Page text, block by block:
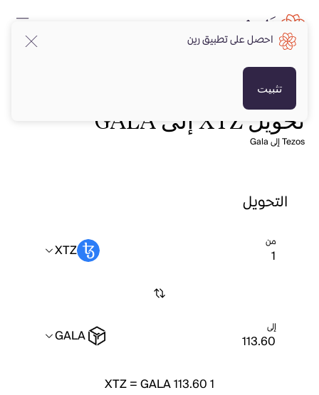
تحويل XTZ إلى GALA
Tezos إلى Gala
التحويل
من XTZ
إلى GALA
1
XTZ=GALA 113.60
احصل على تطبيق رين
تثبيت